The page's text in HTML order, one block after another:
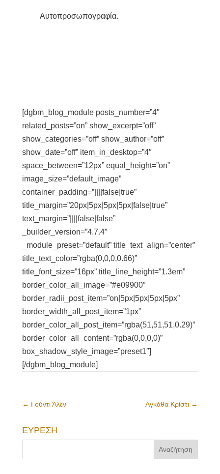
Αυτοπροσωπογραφία.
[dgbm_blog_module posts_number=”4″
related_posts=”on” show_excerpt=”off”
show_categories=”off” show_author=”off”
show_date=”off” item_in_desktop=”4″
space_between=”12px” equal_height=”on”
image_size=”default_image”
container_padding=”||||false|true”
title_margin=”20px|5px|5px|5px|false|true”
text_margin=”||||false|false”
_builder_version=”4.7.4″
_module_preset=”default” title_text_align=”center”
title_text_color=”rgba(0,0,0,0.66)”
title_font_size=”16px” title_line_height=”1.3em”
border_color_all_image=”#e09900″
border_radii_post_item=”on|5px|5px|5px|5px”
border_width_all_post_item=”1px”
border_color_all_post_item=”rgba(51,51,51,0.29)”
border_color_all_content=”rgba(0,0,0,0)”
box_shadow_style_image=”preset1″]
[/dgbm_blog_module]
← Γούντι Άλεν Αγκάθα Κρίστι →
ΕΥΡΕΣΗ